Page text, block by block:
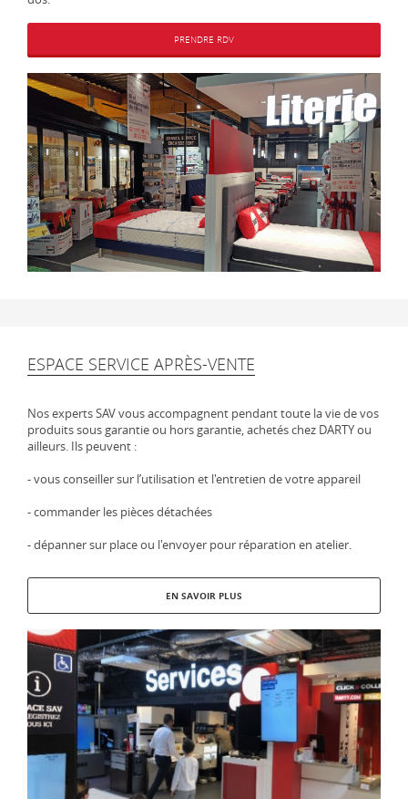
PRENDRE RDV
ESPACE SERVICE APRÈS-VENTE
Nos experts SAV vous accompagnent pendant toute la vie de vos
produits sous garantie ou hors garantie, achetés chez DARTY ou
ailleurs. Ils peuvent :
- vous conseiller sur l’utilisation et l'entretien de votre appareil
- commander les pièces détachées
- dépanner sur place ou l'envoyer pour réparation en atelier.
EN SAVOIR PLUS